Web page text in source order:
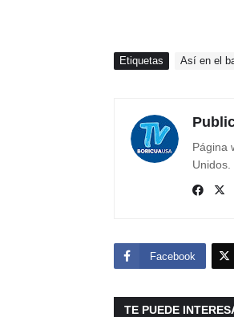
Etiquetas Así en el
Página
Unidos.
Facebook
TE PUEDE